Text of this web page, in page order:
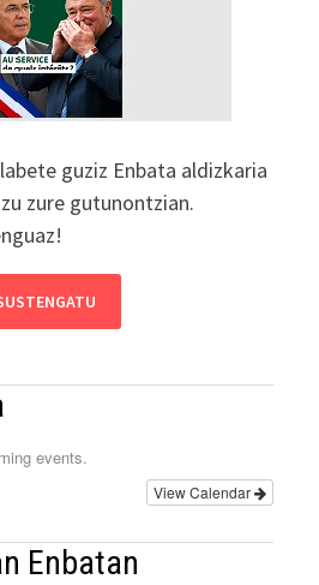
guziz Enbata aldizkaria
zure gutunontzian.
events.
View Calendar
Enbatan